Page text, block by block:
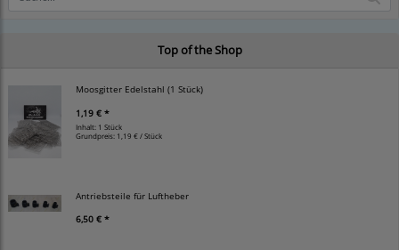
Top of the Shop
Moosgitter Edelstahl (1 Stück)
1,19 € *
Inhalt: 1 Stück
Grundpreis: 1,19 € / Stück
Antriebsteile für Luftheber
6,50 € *